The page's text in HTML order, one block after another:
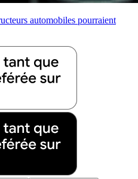
automobiles pourraient